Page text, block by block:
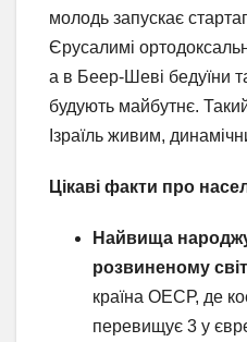
молодь запускає
Єрусалимі
а в Беер-Шеві бедуїни
будують майбутнє.
Ізраїль живим,
Цікаві факти про
Найвища
розвиненому
країна ОЕСР, де
перевищує 3 у